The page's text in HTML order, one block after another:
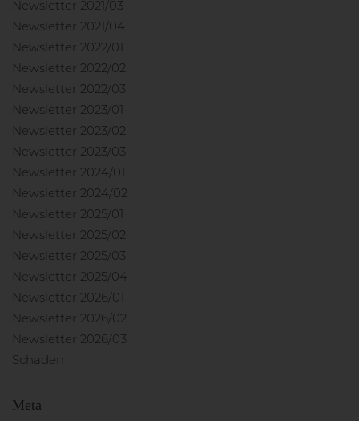
Newsletter 2021/03
Newsletter 2021/04
Newsletter 2022/01
Newsletter 2022/02
Newsletter 2022/03
Newsletter 2023/01
Newsletter 2023/02
Newsletter 2023/03
Newsletter 2024/01
Newsletter 2024/02
Newsletter 2025/01
Newsletter 2025/02
Newsletter 2025/03
Newsletter 2025/04
Newsletter 2026/01
Newsletter 2026/02
Newsletter 2026/03
Schaden
Meta